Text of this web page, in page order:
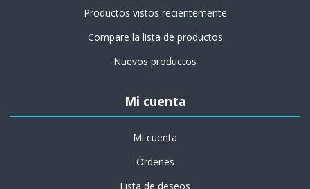
Productos vistos recientemente
Compare la lista de productos
Nuevos productos
Mi cuenta
Mi cuenta
Órdenes
Lista de deseos